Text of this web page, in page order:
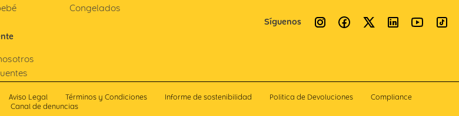
Congelados
Síguenos
Aviso Legal Términos y Condiciones Informe de sostenibilidad Politica de Devoluciones
Compliance
Canal de denuncias